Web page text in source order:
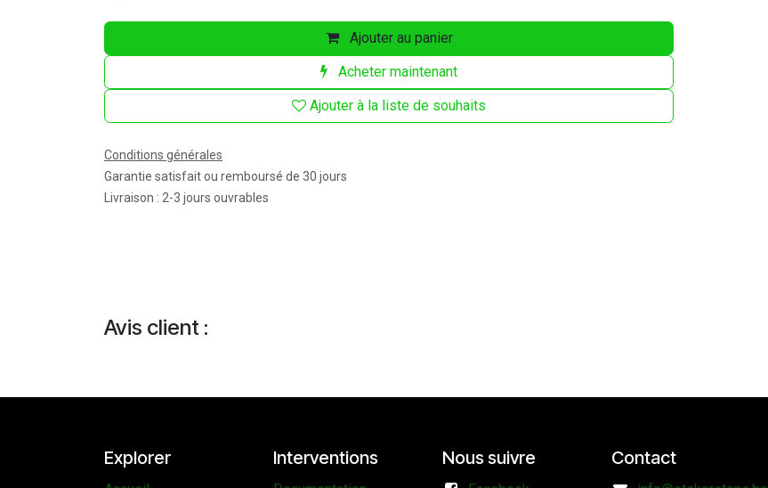
Ajouter au panier
Acheter maintenant
Ajouter à la liste de souhaits
Conditions générales
Garantie satisfait ou remboursé de 30 jours
Livraison : 2-3 jours ouvrables
Avis client :
Explorer Interventions Nous suivre Contact